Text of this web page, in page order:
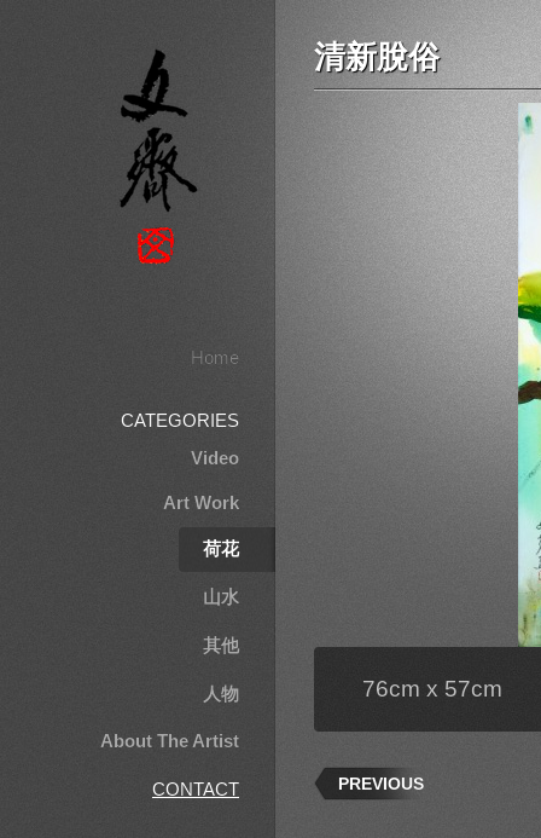
Home
CATEGORIES
Video
Art Work
荷花
山水
其他
人物
About The Artist
CONTACT
清新脫俗
76cm x 57cm
PREVIOUS